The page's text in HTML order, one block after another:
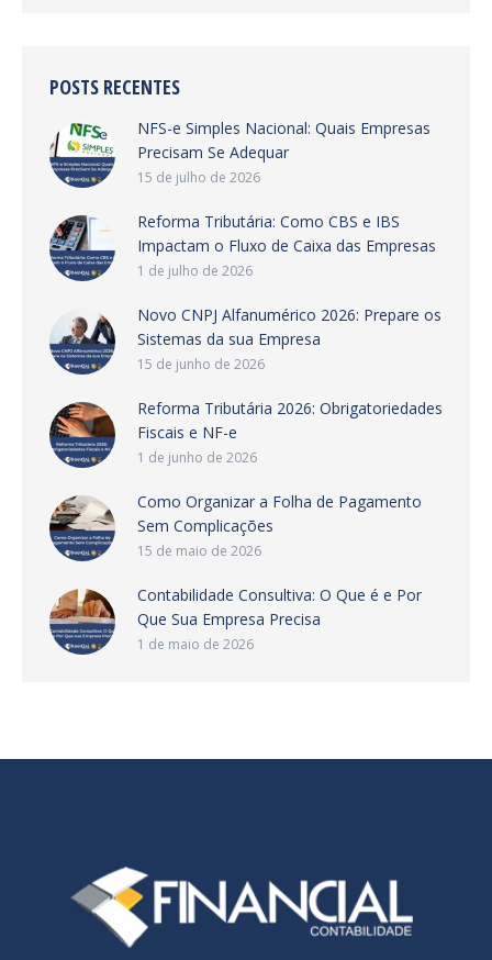
POSTS RECENTES
NFS-e Simples Nacional: Quais Empresas
Precisam Se Adequar
15 de julho de 2026
Reforma Tributária: Como CBS e IBS
Impactam o Fluxo de Caixa das Empresas
1 de julho de 2026
Novo CNPJ Alfanumérico 2026: Prepare os
Sistemas da sua Empresa
15 de junho de 2026
Reforma Tributária 2026: Obrigatoriedades
Fiscais e NF-e
1 de junho de 2026
Como Organizar a Folha de Pagamento
Sem Complicações
15 de maio de 2026
Contabilidade Consultiva: O Que é e Por
Que Sua Empresa Precisa
1 de maio de 2026